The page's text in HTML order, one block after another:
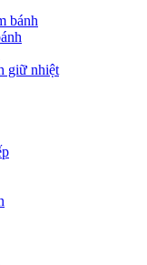
bánh
giữ nhiệt